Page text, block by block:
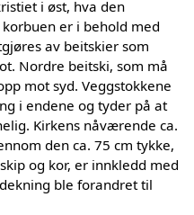
i øst, hva den
er i behold med
av beitskier som
Nordre beitski, som må
mot syd. Veggstokkene
i endene og tyder på at
Kirkens nåværende ca.
den ca. 75 cm tykke,
og kor, er innkledd med
ble forandret til